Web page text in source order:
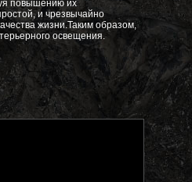
повышению их
и чрезвычайно
жизни.Таким образом,
освещения.